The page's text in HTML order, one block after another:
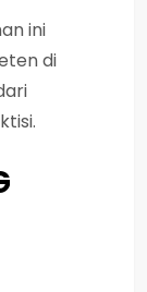
ini
di